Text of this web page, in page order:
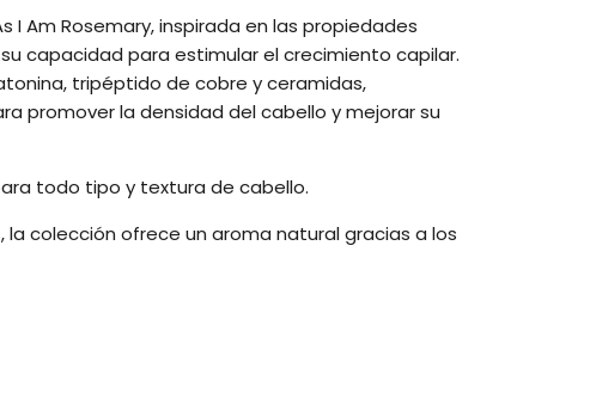
I Am Rosemary, inspirada en las propiedades
capacidad para estimular el crecimiento capilar.
tripéptido de cobre y ceramidas,
promover la densidad del cabello y mejorar su
todo tipo y textura de cabello.
colección ofrece un aroma natural gracias a los